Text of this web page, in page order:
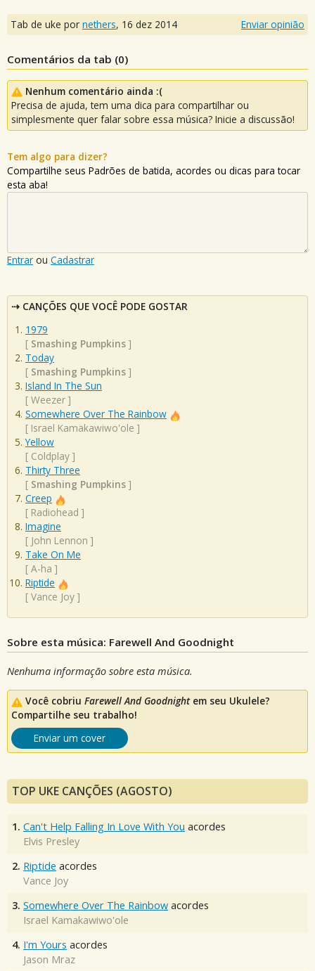
Tab de uke por nethers, 16 dez 2014 Enviar opinião
Comentários da tab (0)
Nenhum comentário ainda :(
Precisa de ajuda, tem uma dica para compartilhar ou
simplesmente quer falar sobre essa música? Inicie a discussão!
Tem algo para dizer?
Compartilhe seus Padrões de batida, acordes ou dicas para tocar
esta aba!
Entrar ou Cadastrar
CANÇÕES QUE VOCÊ PODE GOSTAR
1979
[ Smashing Pumpkins ]
Today
[ Smashing Pumpkins ]
Island In The Sun
[ Weezer ]
Somewhere Over The Rainbow
[ Israel Kamakawiwo'ole ]
Yellow
[ Coldplay ]
Thirty Three
[ Smashing Pumpkins ]
Creep
[ Radiohead ]
Imagine
[ John Lennon ]
Take On Me
[ A-ha ]
Riptide
[ Vance Joy ]
Sobre esta música: Farewell And Goodnight
Nenhuma informação sobre esta música.
Você cobriu Farewell And Goodnightem seu Ukulele?
Compartilhe seu trabalho!
Enviar um cover
TOP UKE CANÇÕES (AGOSTO)
1. Can't Help Falling In Love With You acordes
Elvis Presley
2. Riptide acordes
Vance Joy
3. Somewhere Over The Rainbow acordes
Israel Kamakawiwo'ole
4. I'm Yours acordes
Jason Mraz